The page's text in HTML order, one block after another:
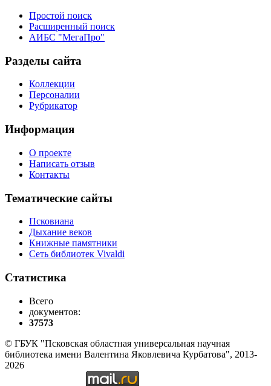
Простой поиск
Расширенный поиск
АИБС "МегаПро"
Разделы сайта
Коллекции
Персоналии
Рубрикатор
Информация
О проекте
Написать отзыв
Контакты
Тематические сайты
Псковиана
Дыхание веков
Книжные памятники
Сеть библиотек Vivaldi
Статистика
Всего
документов:
37573
© ГБУК "Псковская областная универсальная научная
библиотека имени Валентина Яковлевича Курбатова", 2013-
2026